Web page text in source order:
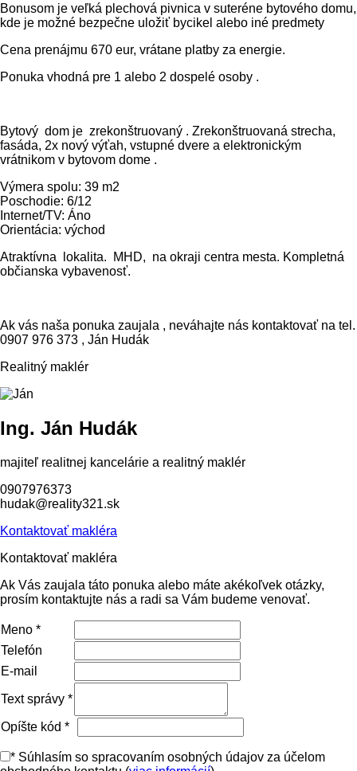
Bonusom je veľká plechová pivnica v suteréne bytového domu,
kde je možné bezpečne uložiť bycikel alebo iné predmety
Cena prenájmu 670 eur, vrátane platby za energie.
Ponuka vhodná pre 1 alebo 2 dospelé osoby .
Bytový dom je zrekonštruovaný . Zrekonštruovaná strecha,
fasáda, 2x nový výťah, vstupné dvere a elektronickým
vrátnikom v bytovom dome .
Výmera spolu: 39 m2
Poschodie: 6/12
Internet/TV: Áno
Orientácia: východ
Atraktívna lokalita. MHD, na okraji centra mesta. Kompletná
občianska vybavenosť.
Ak vás naša ponuka zaujala , neváhajte nás kontaktovať na tel.
0907 976 373 , Ján Hudák
Realitný maklér
Ing. Ján Hudák
majiteľ realitnej kancelárie a realitný maklér
0907976373
hudak@reality321.sk
Kontaktovať makléra
Kontaktovať makléra
Ak Vás zaujala táto ponuka alebo máte akékoľvek otázky,
prosím kontaktujte nás a radi sa Vám budeme venovať.
Meno *
Telefón
E-mail
Text správy *
Opíšte kód *
* Súhlasím so spracovaním osobných údajov za účelom